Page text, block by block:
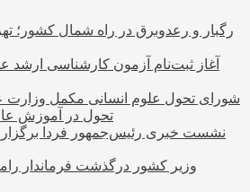
رگبار و رعدوبرق در راه شمال کشور؛
آغاز ثبت‌نام‌ آزمون کارشناسی ارشد
شورای تحول علوم انسانی مکمل وزارت
تحول در آموزش
نشست خبری رئیس‌جمهور فردا
وزیر کشور درگذشت فرماندار